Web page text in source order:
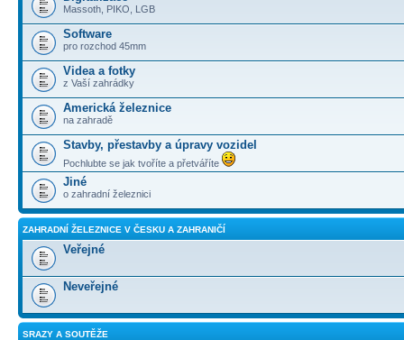
Massoth, PIKO, LGB
Software
pro rozchod 45mm
Videa a fotky
z Vaší zahrádky
Americká železnice
na zahradě
Stavby, přestavby a úpravy vozidel
Pochlubte se jak tvoříte a přetváříte
Jiné
o zahradní železnici
ZAHRADNÍ ŽELEZNICE V ČESKU A ZAHRANIČÍ
Veřejné
Neveřejné
SRAZY A SOUTĚŽE